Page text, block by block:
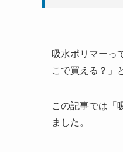
吸水ポリマーっ
こで買える？」
この記事では「
ました。